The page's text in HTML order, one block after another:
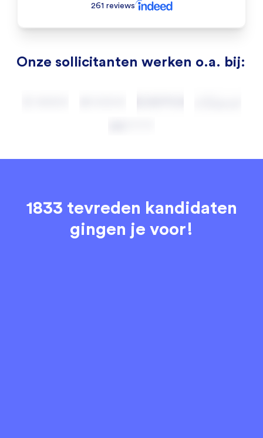
261 reviews
Onze sollicitanten werken o.a. bij:
1833 tevreden kandidaten
gingen je voor!